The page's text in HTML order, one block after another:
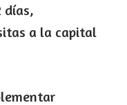
días,
a la capital